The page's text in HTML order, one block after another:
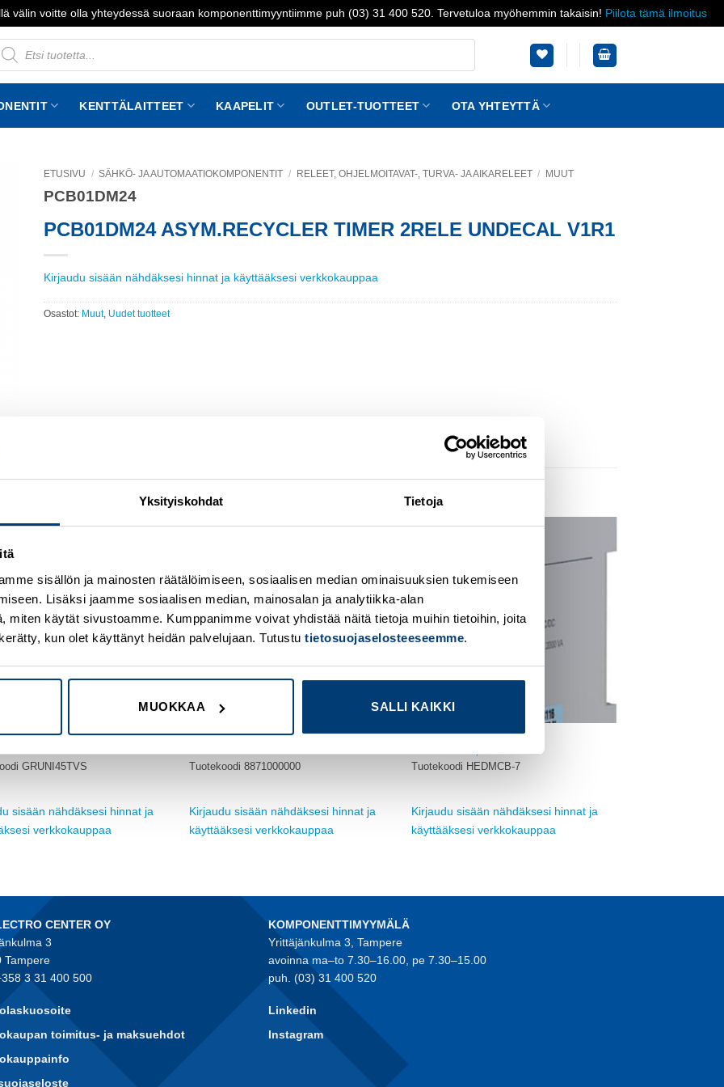
Yksityiskohdat Tietoja
sisällön ja mainosten räätälöimiseen, sosiaalisen median ominaisuuksien tukemiseen
Lisäksi jaamme sosiaalisen median, mainosalan ja analytiikka-alan
miten käytät sivustoamme. Kumppanimme voivat yhdistää näitä tietoja muihin tietoihin, joita
kun olet käyttänyt heidän palvelujaan. Tutustu tietosuojaselosteeseemme.
MUOKKAA SALLI KAIKKI
välin voitte olla yhteydessä suoraan komponenttimyyntiimme puh (03) 31 400 520. Tervetuloa myöhemmin takaisin! Piilota tämä ilmoitus
KENTTÄLAITTEET KAAPELIT OUTLET-TUOTTEET OTA YHTEYTTÄ
ETUSIVU / SÄHKÖ- JA AUTOMAATIOKOMPONENTIT / RELEET, OHJELMOITAVAT-, TURVA- JA AIKARELEET / MUUT
PCB01DM24
PCB01DM24 ASYM.RECYCLER TIMER 2RELE UNDECAL V1R1
Kirjaudu sisään nähdäksesi hinnat ja käyttääksesi verkkokauppaa
Osastot: Muut, Uudet tuotteet
GRUNI45TVS
sisään nähdäksesi hinnat ja
verkkokauppaa
MUUT
Tuotekoodi 8871000000
Kirjaudu sisään nähdäksesi hinnat ja
käyttääksesi verkkokauppaa
Add to
MUUT
Tuotekoodi HEDMCB-7
Kirjaudu sisään nähdäksesi hinnat ja
käyttääksesi verkkokauppaa
CENTER OY
3
Tampere
3 31 400 500
toimitus- ja maksuehdot
KOMPONENTTIMYYMÄLÄ
Yrittäjänkulma 3, Tampere
avoinna ma–to 7.30–16.00, pe 7.30–15.00
puh. (03) 31 400 520
Linkedin
Instagram